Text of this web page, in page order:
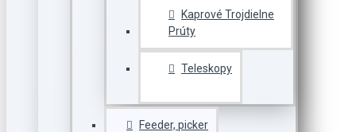
Kaprové Trojdielne
Prúty
Teleskopy
Feeder, picker